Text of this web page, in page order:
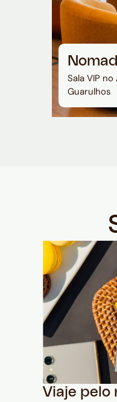
Sala VIP
Guarulhos
Viaje pelo